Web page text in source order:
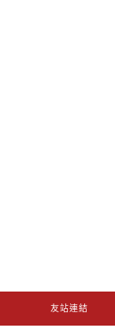
友站連結